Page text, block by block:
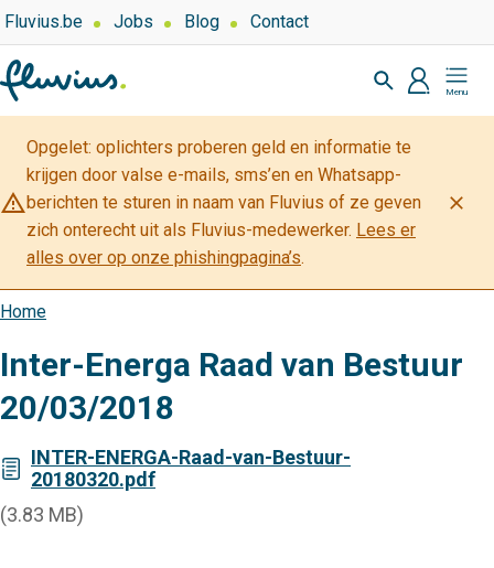
Overslaan
en
naar
de
inhoud
gaan
Top
navigation
Over
Fluvius.be Jobs Blog Contact
Zoeken
profiel
Mijn
Fluvius
warning_amber
Opgelet: oplichters proberen geld en informatie te
krijgen door valse e-mails, sms’en en Whatsapp-
berichten te sturen in naam van Fluvius of ze geven
zich onterecht uit als Fluvius-medewerker. Lees er
alles over op onze phishingpagina’s.
close
Kruimelpad
Home
Inter-Energa Raad van Bestuur
20/03/2018
INTER-ENERGA-Raad-van-Bestuur-
20180320.pdf
(3.83 MB)